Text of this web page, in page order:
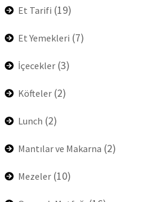
Et Tarifi (19)
Et Yemekleri (7)
İçecekler (3)
Köfteler (2)
Lunch (2)
Mantılar ve Makarna (2)
Mezeler (10)